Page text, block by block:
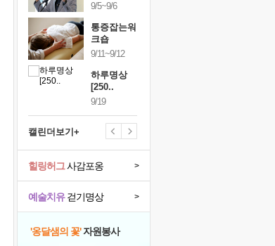
9/5~9/6
통증잡는워
크숍
9/11~9/12
하루명상
[250..
9/19
캘린더보기+
예술치유걷기명상 >
힐링허그사감포옹 >
'옹달샘의 꽃'자원봉사